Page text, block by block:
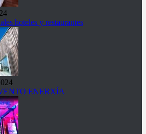
hoteles y restaurantes
ENERXÍA